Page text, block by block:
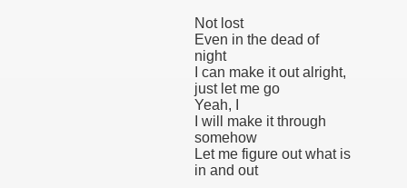
Not lost
Even in the dead of
night
I can make it out alright,
just let me go
Yeah, I
I will make it through
somehow
Let me figure out what is
in and out